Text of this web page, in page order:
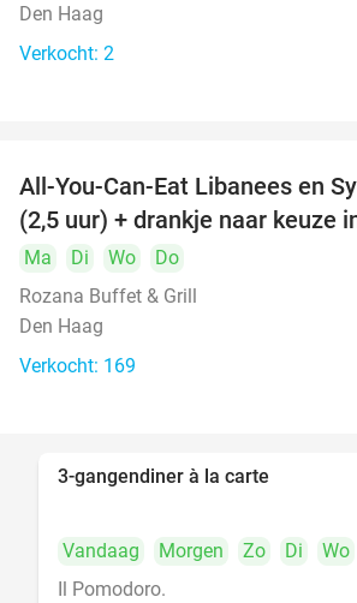
food
food
Den Haag
Verkocht: 2
All-You-Can-Eat Libanees en
(2,5 uur) + drankje naar keuze
Ma Di Wo
Do
Rozana Buffet & Grill
Den Haag
Verkocht: 169
3-gangendiner à la carte
Vandaag Morgen Zo Di Wo
Il Pomodoro.